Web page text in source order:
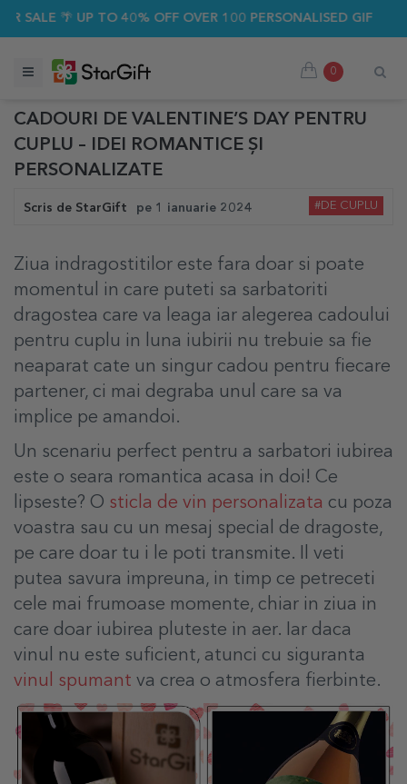
SALE 🌴 UP TO 40% OFF OVER 100 PERSONALISED GIFTS ☀️
0
CADOURI DE VALENTINE’S DAY PENTRU
CUPLU – IDEI ROMANTICE ȘI
PERSONALIZATE
Scris de StarGift pe 1 ianuarie 2024 #DE CUPLU
Ziua indragostitilor este fara doar si poate
momentul in care puteti sa sarbatoriti
dragostea care va leaga iar alegerea cadoului
pentru cuplu in luna iubirii nu trebuie sa fie
neaparat cate un singur cadou pentru fiecare
partener, ci mai degraba unul care sa va
implice pe amandoi.
Un scenariu perfect pentru a sarbatori iubirea
este o seara romantica acasa in doi! Ce
lipseste? O sticla de vin personalizata cu poza
voastra sau cu un mesaj special de dragoste,
pe care doar tu i le poti transmite. Il veti
putea savura impreuna, in timp ce petreceti
cele mai frumoase momente, chiar in ziua in
care doar iubirea pluteste in aer. Iar daca
vinul nu este suficient, atunci cu siguranta
vinul spumant va crea o atmosfera fierbinte.